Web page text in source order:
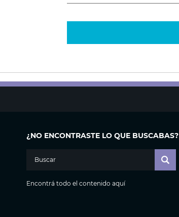
¿NO ENCONTRASTE LO QUE BUSCABAS?
Encontrá todo el contenido aquí